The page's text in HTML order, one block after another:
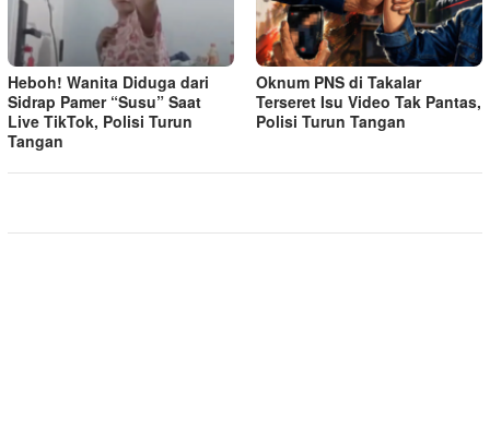
Heboh! Wanita Diduga dari
Sidrap Pamer “Susu” Saat
Live TikTok, Polisi Turun
Tangan
Oknum PNS di Takalar
Terseret Isu Video Tak Pantas,
Polisi Turun Tangan